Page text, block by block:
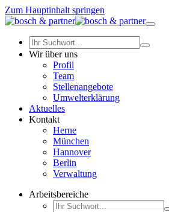
Zum Hauptinhalt springen
Wir über uns
Profil
Team
Stellenangebote
Umwelterklärung
Aktuelles
Kontakt
Herne
München
Hannover
Berlin
Verwaltung
Arbeitsbereiche